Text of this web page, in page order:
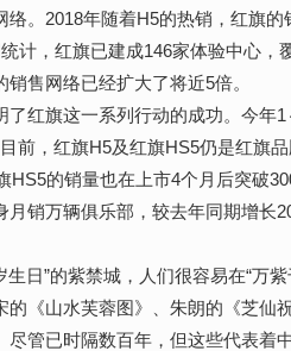
络。2018年随着H5的热销，红旗
计，红旗已建成146家体验中心，
售网络已经扩大了将近5倍。
红旗这一系列行动的成功。今年1
前，红旗H5及红旗HS5仍是红旗
HS5的销量也在上市4个月后突破
月销万辆俱乐部，较去年同期增长
日”的紫禁城，人们很容易在“万紫
的《山水芙蓉图》、朱朗的《芝仙
尽管已时隔数百年，但这些代表着